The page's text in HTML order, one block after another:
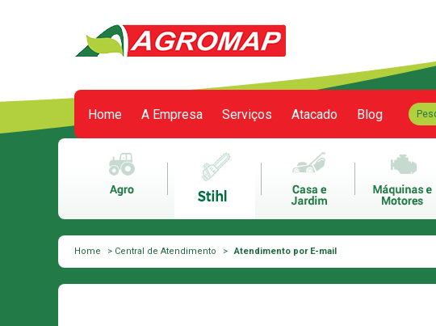
Home A Empresa Serviços Atacado Blog
Home > Central de Atendimento > Atendimento por E-mail